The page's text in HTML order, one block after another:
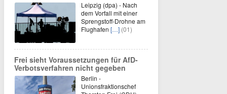
Leipzig (dpa) - Nach
dem Vorfall mit einer
Sprengstoff-Drohne am
Flughafen […] (01)
Frei sieht Voraussetzungen für AfD-
Verbotsverfahren nicht gegeben
Berlin -
Unionsfraktionschef